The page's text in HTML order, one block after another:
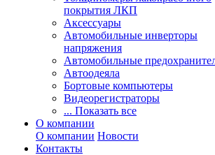
покрытия ЛКП
Аксессуары
Автомобильные инверторы
напряжения
Автомобильные
Автоодеяла
Бортовые компьютеры
Видеорегистраторы
... Показать все
О компании
О компании Новости
Контакты